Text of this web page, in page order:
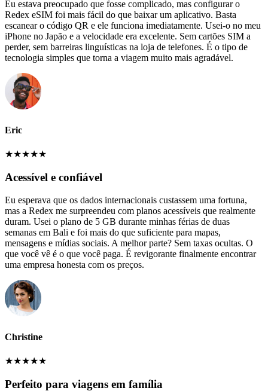
Eu estava preocupado que fosse complicado, mas configurar o
Redex eSIM foi mais fácil do que baixar um aplicativo. Basta
escanear o código QR e ele funciona imediatamente. Usei-o no meu
iPhone no Japão e a velocidade era excelente. Sem cartões SIM a
perder, sem barreiras linguísticas na loja de telefones. É o tipo de
tecnologia simples que torna a viagem muito mais agradável.
Eric
★★★★★
Acessível e confiável
Eu esperava que os dados internacionais custassem uma fortuna,
mas a Redex me surpreendeu com planos acessíveis que realmente
duram. Usei o plano de 5 GB durante minhas férias de duas
semanas em Bali e foi mais do que suficiente para mapas,
mensagens e mídias sociais. A melhor parte? Sem taxas ocultas. O
que você vê é o que você paga. É revigorante finalmente encontrar
uma empresa honesta com os preços.
Christine
★★★★★
Perfeito para viagens em família